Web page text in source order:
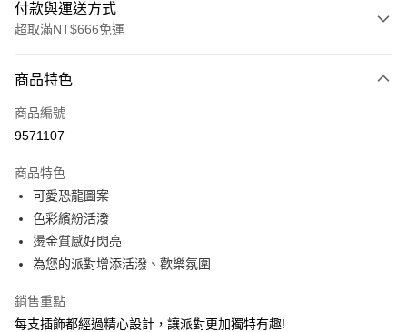
付款與運送方式
超取滿NT$666免運
信用卡一次付款
超商取貨付款
Apple Pay
街口支付
悠遊付
AFTEE先享後付
相關說明
商品特色
商品編號
9571107
商品特色
可愛恐龍圖案
色彩繽紛活潑
燙金質感好閃亮
為您的派對增添活潑、歡樂氛圍
銷售重點
每支插飾都經過精心設計，讓派對更加獨特有趣!